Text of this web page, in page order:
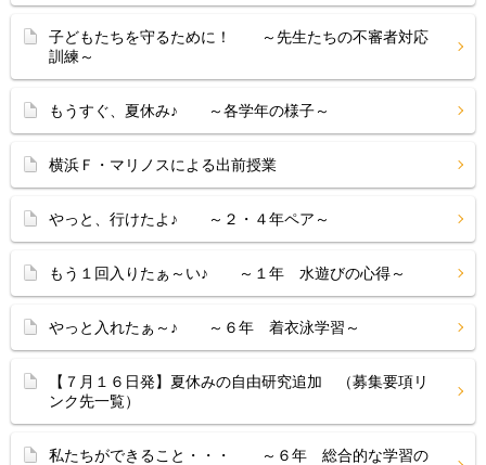
子どもたちを守るために！ ～先生たちの不審者対応
訓練～
もうすぐ、夏休み♪ ～各学年の様子～
横浜Ｆ・マリノスによる出前授業
やっと、行けたよ♪ ～２・４年ペア～
もう１回入りたぁ～い♪ ～１年 水遊びの心得～
やっと入れたぁ～♪ ～６年 着衣泳学習～
【７月１６日発】夏休みの自由研究追加 （募集要項リ
ンク先一覧）
私たちができること・・・ ～６年 総合的な学習の